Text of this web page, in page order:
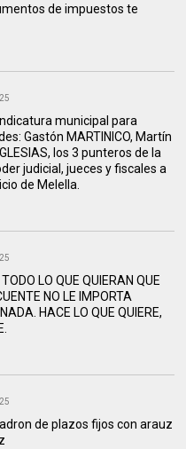
de impuestos te
municipal para
Gastón MARTINICO, Martín
los 3 punteros de la
judicial, jueces y fiscales a
de Melella.
LO QUE QUIERAN QUE
NO LE IMPORTA
HACE LO QUE QUIERE,
de plazos fijos con arauz